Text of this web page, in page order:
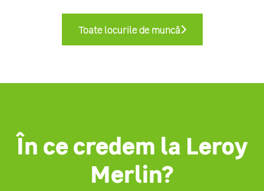
Toate locurile de muncă
În ce credem la Leroy
Merlin?